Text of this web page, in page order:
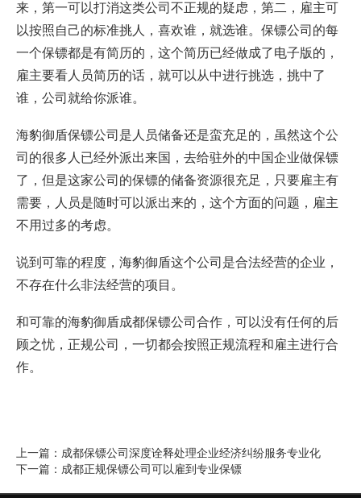
来，第一可以打消这类公司不正规的疑虑，第二，雇主可
以按照自己的标准挑人，喜欢谁，就选谁。保镖公司的每
一个保镖都是有简历的，这个简历已经做成了电子版的，
雇主要看人员简历的话，就可以从中进行挑选，挑中了
谁，公司就给你派谁。
海豹御盾保镖公司是人员储备还是蛮充足的，虽然这个公
司的很多人已经外派出来国，去给驻外的中国企业做保镖
了，但是这家公司的保镖的储备资源很充足，只要雇主有
需要，人员是随时可以派出来的，这个方面的问题，雇主
不用过多的考虑。
说到可靠的程度，海豹御盾这个公司是合法经营的企业，
不存在什么非法经营的项目。
和可靠的海豹御盾成都保镖公司合作，可以没有任何的后
顾之忧，正规公司，一切都会按照正规流程和雇主进行合
作。
上一篇： 成都保镖公司深度诠释处理企业经济纠纷服务专业化
下一篇： 成都正规保镖公司可以雇到专业保镖